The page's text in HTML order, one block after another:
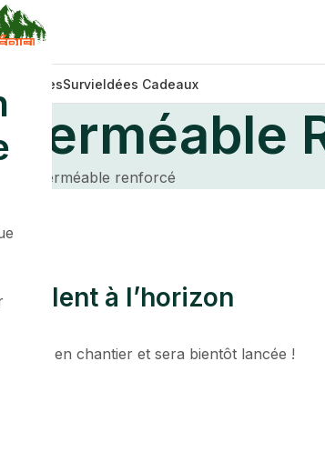
VoyagesSurvieIdées Cadeaux
imperméable renforcé
à l’horizon
est en chantier et sera bientôt lancée !